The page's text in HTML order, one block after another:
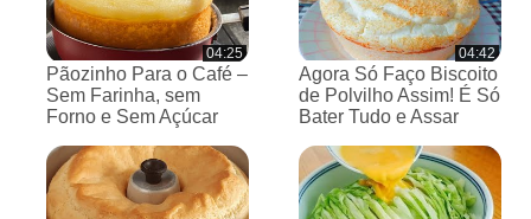
04:25
Pãozinho Para o Café –
Sem Farinha, sem
Forno e Sem Açúcar
04:42
Agora Só Faço Biscoito
de Polvilho Assim! É Só
Bater Tudo e Assar